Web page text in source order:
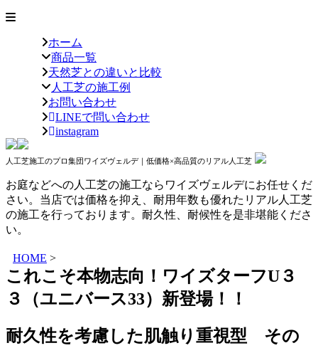
ホーム
商品一覧
天然芝との違いと比較
人工芝の施工例
お問い合わせ
LINEで問い合わせ
instagram
人工芝施工のプロ集団ワイズヴェルデ｜低価格×高品質のリアル人工芝
お庭などへの人工芝の施工ならワイズヴェルデにお任せくだ
さい。当店では価格を抑え、耐用年数も優れたリアル人工芝
の施工を行っております。耐久性、耐候性を是非堪能くださ
い。
HOME >
これこそ本物志向！ワイズターフU３
３（ユニバース33）新登場！！
耐久性を考慮した肌触り重視型 その